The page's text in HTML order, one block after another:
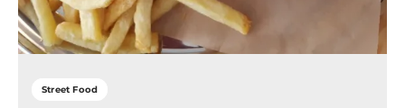
Street Food